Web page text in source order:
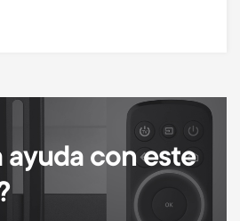
ayuda con este